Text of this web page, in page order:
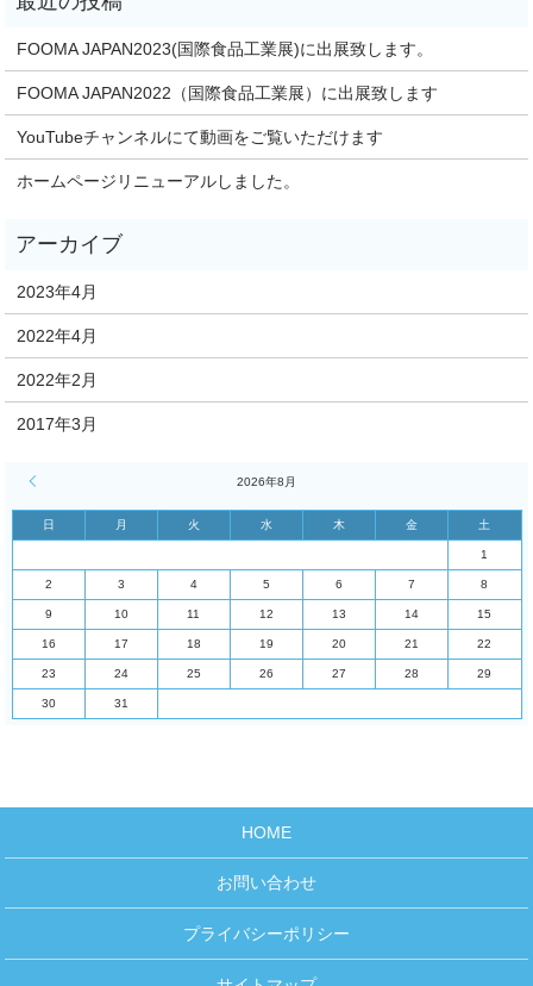
FOOMA JAPAN2023(国際食品工業展)に出展致します。
FOOMA JAPAN2022（国際食品工業展）に出展致します
YouTubeチャンネルにて動画をご覧いただけます
ホームページリニューアルしました。
2023年4月
2022年4月
2022年2月
2017年3月
2026年8月
日 月 火 水 木 金 土
1
2 3 4 5 6 7 8
9 10 11 12 13 14 15
16 17 18 19 20 21 22
23 24 25 26 27 28 29
30 31
HOME
お問い合わせ
プライバシーポリシー